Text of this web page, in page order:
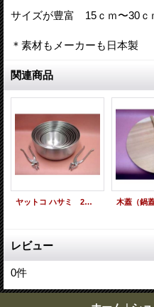
サイズが豊富 15ｃｍ〜30ｃ
＊素材もメーカーも日本製
関連商品
ヤットコ ハサミ 2サイズ 木蓋（鍋蓋
レビュー
0件